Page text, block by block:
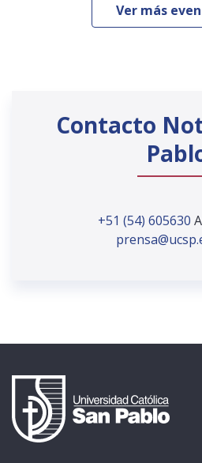
Ver más
Contacto
+51 (54) 605630